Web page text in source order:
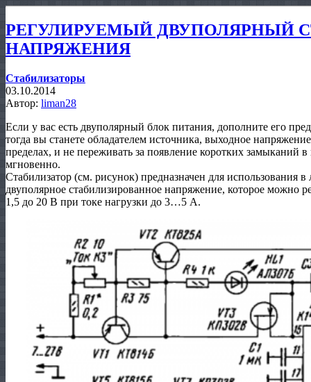
РЕГУЛИРУЕМЫЙ ДВУПОЛЯРНЫЙ
НАПРЯЖЕНИЯ
Стабилизаторы
03.10.2014
Автор: liman28
Если у вас есть двуполярный блок питания, дополните его
тогда вы станете обладателем источника, выходное
пределах, и не переживать за появление коротких замыканий
мгновенно.
Стабилизатор (см. рисунок) предназначен для использования
двуполярное стабилизированное напряжение, которое можно
1,5 до 20 В при токе нагрузки до 3…5 А.